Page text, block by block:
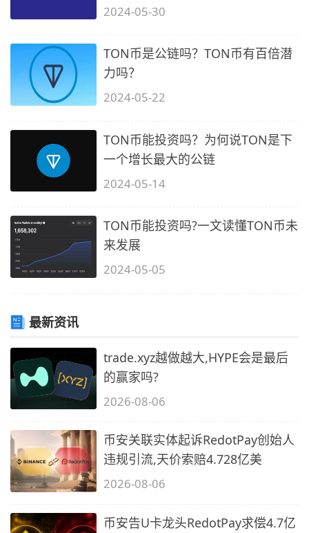
2024-05-30
TON币是公链吗？TON币有百倍潜
力吗？
2024-05-22
TON币能投资吗？为何说TON是下
一个增长最大的公链
2024-05-14
TON币能投资吗?一文读懂TON币未
来发展
2024-05-05
最新资讯
trade.xyz越做越大,HYPE会是最后
的赢家吗?
2026-08-06
币安关联实体起诉RedotPay创始人
违规引流,天价索赔4.728亿美
2026-08-06
币安告U卡龙头RedotPay求偿4.7亿